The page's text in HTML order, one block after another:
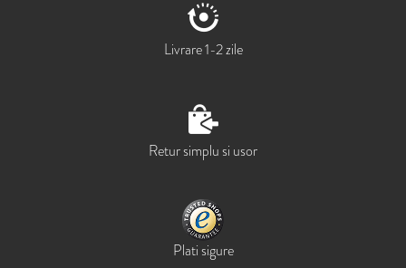
Livrare 1-2 zile
Retur simplu si usor
Plati sigure